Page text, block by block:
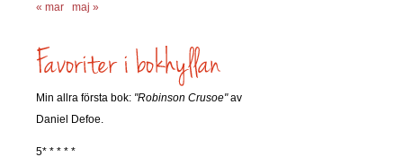
« mar
maj »
Min allra första bok: "Robinson Crusoe"av
Daniel Defoe.
5* * * * *